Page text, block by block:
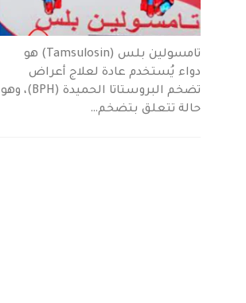
تامسولين بلس (Tamsulosin) هو
دواء يُستخدم عادة لعلاج أعراض
تضخم البروستاتا الحميدة (BPH)، وهو
حالة تتعلق بتضخم…